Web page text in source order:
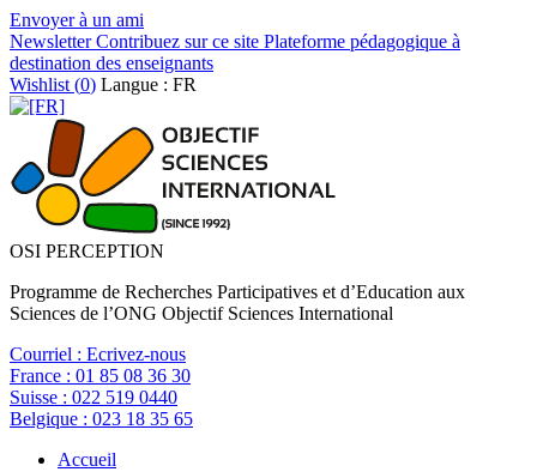
Envoyer à un ami
NewsletterContribuez sur ce site Plateforme pédagogique à
destination des enseignants
Wishlist (0) Langue : FR
OSI PERCEPTION
Programme de Recherches Participatives et d’Education aux
Sciences de l’ONG Objectif Sciences International
Courriel : Ecrivez-nous
France : 01 85 08 36 30
Suisse : 022 519 0440
Belgique : 023 18 35 65
Accueil